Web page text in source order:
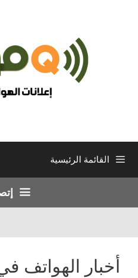
القائمة الرئيسية
أخبار الهواتف